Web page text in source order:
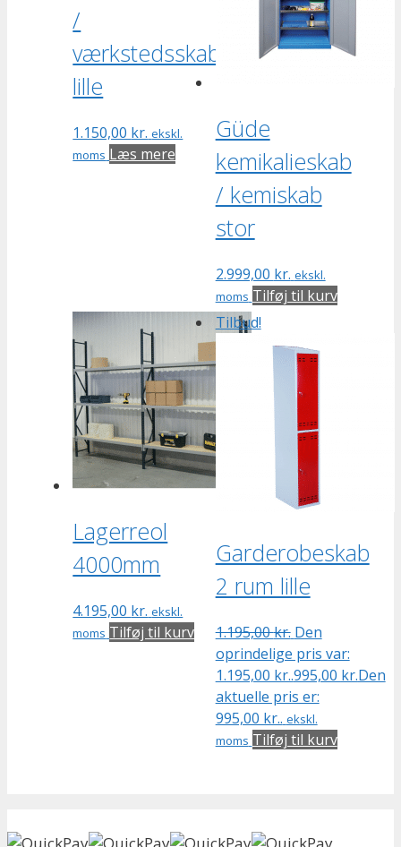
/
værkstedsskab
lille
1.150,00 kr. ekskl.
moms Læs mere
Güde
kemikalieskab
/ kemiskab
stor
2.999,00 kr. ekskl.
moms Tilføj til kurv
Lagerreol
4000mm
4.195,00 kr. ekskl.
moms Tilføj til kurv
Tilbud!
Garderobeskab
2 rum lille
1.195,00kr. Den
oprindelige pris var:
1.195,00 kr..995,00 kr.Den
aktuelle pris er:
995,00 kr.. ekskl.
moms Tilføj til kurv